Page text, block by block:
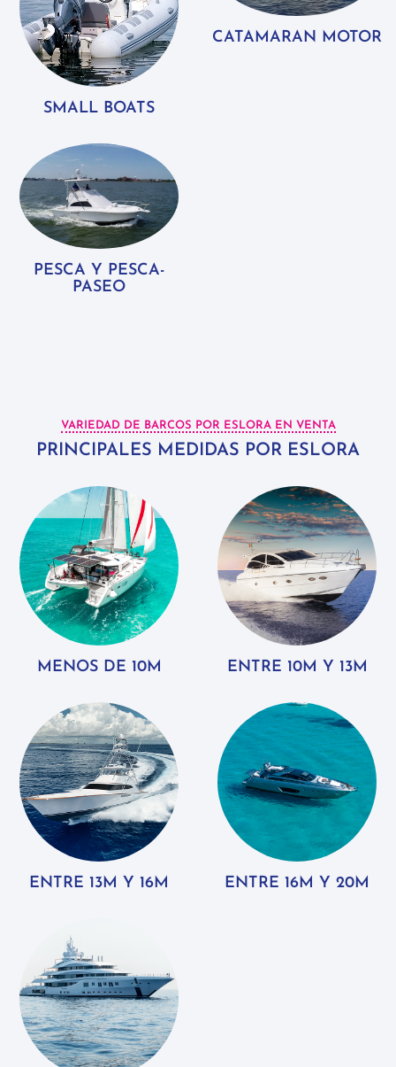
SMALL BOATS
CATAMARAN MOTOR
PESCA Y PESCA-
PASEO
VARIEDAD DE BARCOS POR ESLORA EN VENTA
PRINCIPALES MEDIDAS POR ESLORA
MENOS DE 10M ENTRE 10M Y 13M
ENTRE 13M Y 16M ENTRE 16M Y 20M